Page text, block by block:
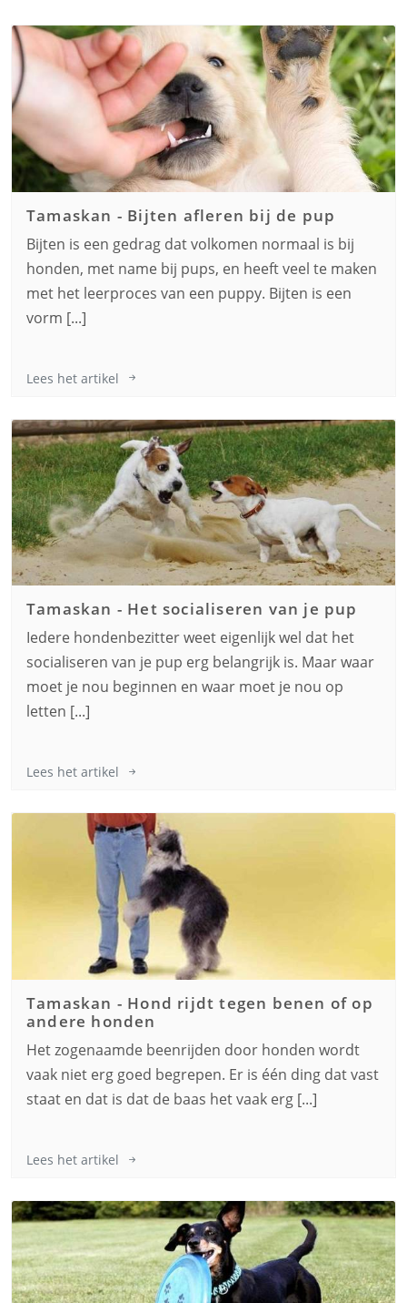
Tamaskan - Bijten afleren bij de pup
Bijten is een gedrag dat volkomen normaal is bij
honden, met name bij pups, en heeft veel te maken
met het leerproces van een puppy. Bijten is een
vorm [...]
Lees het artikel
Tamaskan - Het socialiseren van je pup
Iedere hondenbezitter weet eigenlijk wel dat het
socialiseren van je pup erg belangrijk is. Maar waar
moet je nou beginnen en waar moet je nou op
letten [...]
Lees het artikel
Tamaskan - Hond rijdt tegen benen of op
andere honden
Het zogenaamde beenrijden door honden wordt
vaak niet erg goed begrepen. Er is één ding dat vast
staat en dat is dat de baas het vaak erg [...]
Lees het artikel